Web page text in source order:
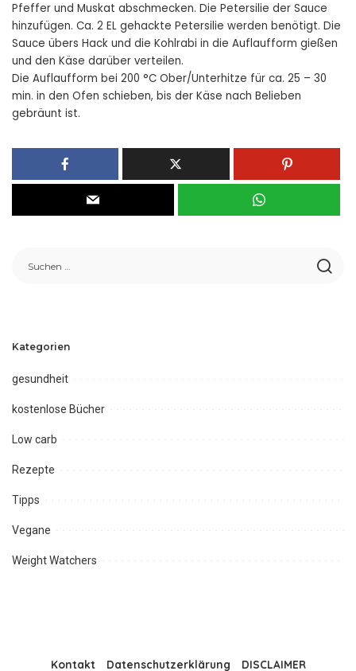
Pfeffer und Muskat abschmecken. Die Petersilie der Sauce
hinzufügen. Ca. 2 EL gehackte Petersilie werden benötigt. Die
Sauce übers Hack und die Kohlrabi in die Auflaufform gießen
und den Käse darüber verteilen.
Die Auflaufform bei 200 °C Ober/Unterhitze für ca. 25 – 30
min. in den Ofen schieben, bis der Käse nach Belieben
gebräunt ist.
Kategorien
gesundheit
kostenlose Bücher
Low carb
Rezepte
Tipps
Vegane
Weight Watchers
Kontakt Datenschutzerklärung DISCLAIMER